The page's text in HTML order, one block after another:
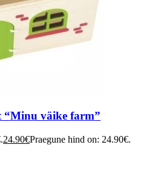
“Minu väike farm”
24.90€Praegune hind on: 24.90€.